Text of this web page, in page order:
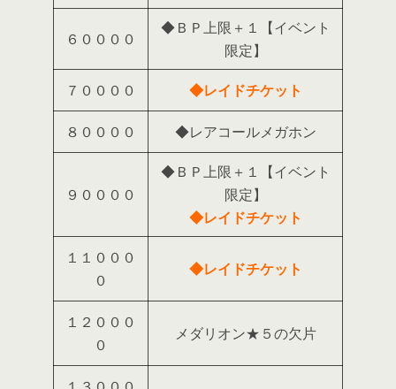
６００００
◆ＢＰ上限＋１【イベント
限定】
７００００ ◆レイドチケット
８００００ ◆レアコールメガホン
９００００
◆ＢＰ上限＋１【イベント
限定】
◆レイドチケット
１１０００
０
◆レイドチケット
１２０００
０
メダリオン★５の欠片